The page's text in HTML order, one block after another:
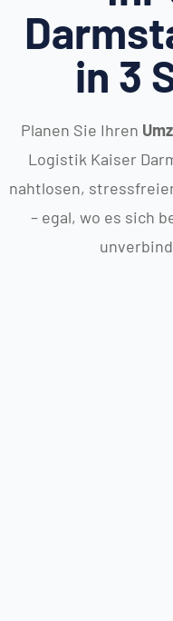
in 3
Planen Sie Ihren
Logistik Kaiser
nahtlosen,
– egal, wo es sich